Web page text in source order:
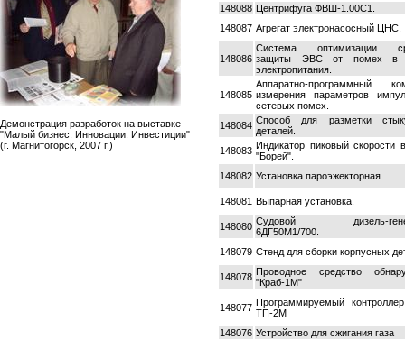
148088 Центрифуга ФВШ-1.00С1.
148087 Агрегат электронасосный ЦНС.
148086
Система оптимизации
защиты ЭВС от помех в
электропитания.
148085
Аппаратно-программный
измерения параметров
сетевых помех.
148084 Способ для разметки
деталей.
148083 Индикатор пиковый скорости
"Борей".
148082 Установка пароэжекторная.
148081 Выпарная установка.
148080 Судовой дизель-
6ДГ50М1/700.
148079 Стенд для сборки корпусных
148078 Проводное средство
"Краб-1М"
148077 Программируемый
ТП-2М
148076 Устройство для сжигания газа
Демонстрация разработок на выставке
"Малый бизнес. Инновации. Инвестиции"
(г. Магнитогорск, 2007 г.)